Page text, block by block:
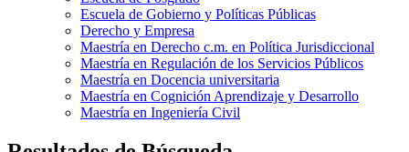
Escuela de Gobierno y Políticas Públicas
Derecho y Empresa
Maestría en Derecho c.m. en Política Jurisdiccional
Maestría en Regulación de los Servicios Públicos
Maestría en Docencia universitaria
Maestría en Cognición Aprendizaje y Desarrollo
Maestría en Ingeniería Civil